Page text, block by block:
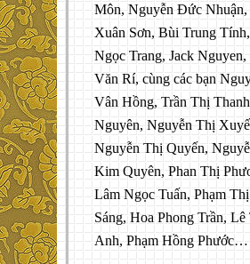
Môn, Nguyễn Đức
Xuân Sơn, Bùi Trung
Ngọc Trang, Jack
Văn Rí, cùng các bạn
Vân Hồng, Trần Thị Thanh
Nguyên, Nguyễn Thị
Nguyễn Thị Quyến,
Kim Quyên, Phan Thị
Lâm Ngọc Tuấn, Phạm
Sáng, Hoa Phong Trần,
Anh, Phạm Hồng Phước…